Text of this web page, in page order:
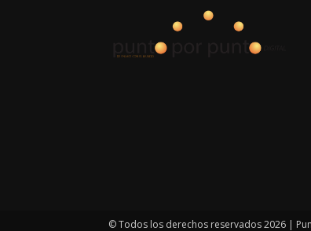
© Todos los derechos reservados 2026 |